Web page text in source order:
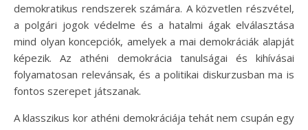
demokratikus rendszerek számára. A közvetlen részvétel,
a polgári jogok védelme és a hatalmi ágak elválasztása
mind olyan koncepciók, amelyek a mai demokráciák alapját
képezik. Az athéni demokrácia tanulságai és kihívásai
folyamatosan relevánsak, és a politikai diskurzusban ma is
fontos szerepet játszanak.
A klasszikus kor athéni demokráciája tehát nem csupán egy